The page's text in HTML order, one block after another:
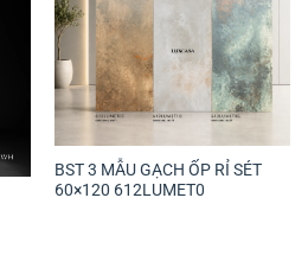
BST 3 MẪU GẠCH ỐP RỈ SÉT
60×120 612LUMET0